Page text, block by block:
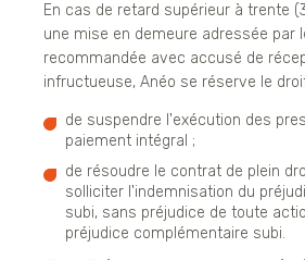
En cas de retard supérieur à trente
une mise en demeure adressée par
recommandée avec accusé de
infructueuse, Anéo se réserve le
de suspendre l'exécution des
paiement intégral ;
de résoudre le contrat de plein
solliciter l'indemnisation du
subi, sans préjudice de toute
préjudice complémentaire subi.